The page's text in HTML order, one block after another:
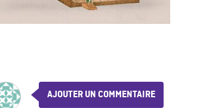
AJOUTER UN COMMENTAIRE